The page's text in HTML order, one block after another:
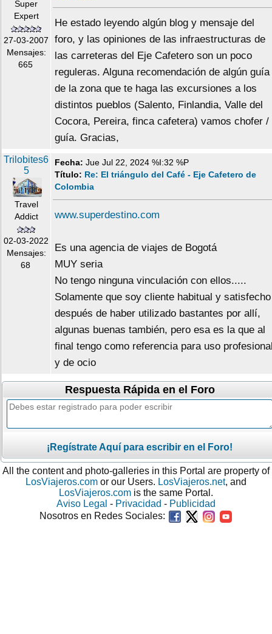
Super
Expert
27-03-2007
Mensajes:
665
He estado leyendo algún blog y mensaje del
foro, y las opiniones de las infraestructuras de
las carreteras del Eje Cafetero son un poco
reguleras. Alguna recomendación de algún guía
de la zona que te haga las excursiones a los
distintos pueblos (Salento, Finlandia, Valle del
Cocora, Pereira, finca cafetera) vamos chofer /
guía. Gracias,
Trilobites6
5
Travel
Addict
02-03-2022
Mensajes:
68
Fecha: Jue Jul 22, 2024 %I:32 %P
Título: Re: El triángulo del Café - Eje Cafetero de
Colombia
www.superdestino.com
Es una agencia de viajes de Bogotá
MUY seria
No tengo ninguna vinculación con ellos.....
Solamente que soy cliente habitual y satisfecho
después de haber utilizado bastantes por allí,
algunas buenas también, pero esa es la que al
final tengo como referencia para uso
y de ocio
Respuesta Rápida en el Foro
¡Regístrate Aquí para escribir en el Foro!
All the content and photo-galleries in this Portal are property of
LosViajeros.com or our Users. LosViajeros.net, and
LosViajeros.com is the same Portal.
Aviso Legal - Privacidad - Publicidad
Nosotros en Redes Sociales: